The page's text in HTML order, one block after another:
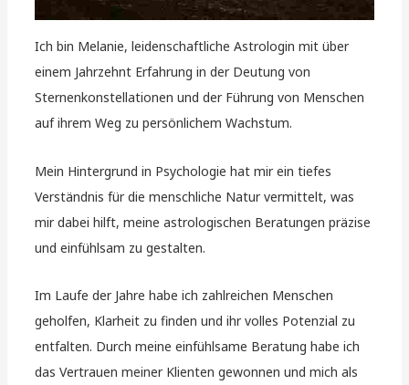
Ich bin Melanie, leidenschaftliche Astrologin mit über
einem Jahrzehnt Erfahrung in der Deutung von
Sternenkonstellationen und der Führung von Menschen
auf ihrem Weg zu persönlichem Wachstum.
Mein Hintergrund in Psychologie hat mir ein tiefes
Verständnis für die menschliche Natur vermittelt, was
mir dabei hilft, meine astrologischen Beratungen präzise
und einfühlsam zu gestalten.
Im Laufe der Jahre habe ich zahlreichen Menschen
geholfen, Klarheit zu finden und ihr volles Potenzial zu
entfalten. Durch meine einfühlsame Beratung habe ich
das Vertrauen meiner Klienten gewonnen und mich als